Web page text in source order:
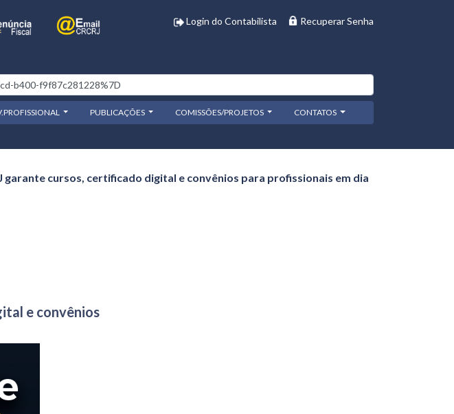
Login do Contabilista Recuperar Senha
PUBLICAÇÕES COMISSÕES/PROJETOS CONTATOS
garante cursos, certificado digital e convênios para profissionais em dia
e convênios